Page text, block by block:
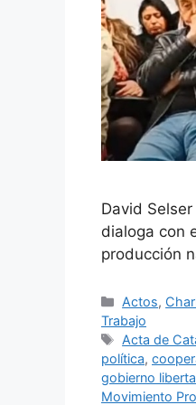
David
dialoga con
producción
Actos,
Trabajo
Acta de
política,
gobierno
Movimiento